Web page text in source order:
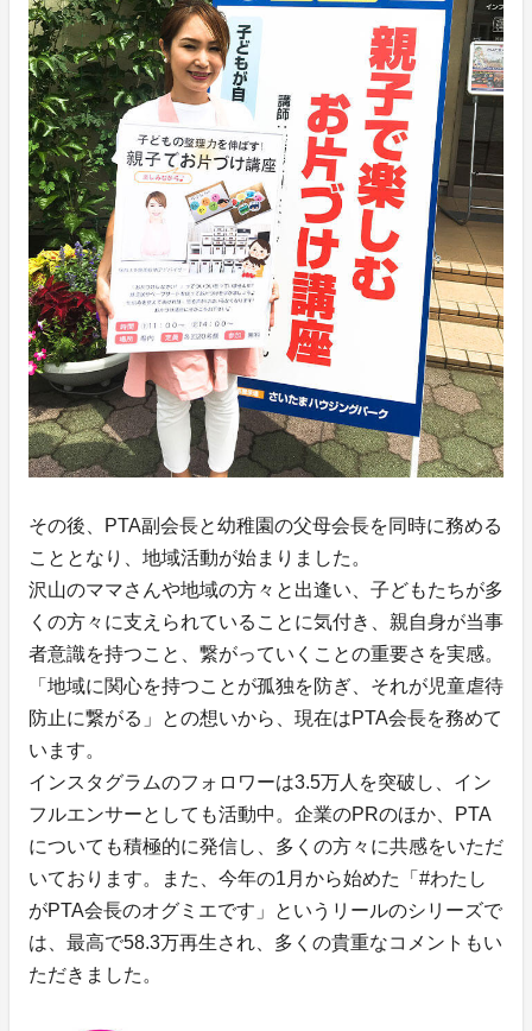
その後、PTA副会長と幼稚園の父母会長を同時に務める
こととなり、地域活動が始まりました。
沢山のママさんや地域の方々と出逢い、子どもたちが多
くの方々に支えられていることに気付き、親自身が当事
者意識を持つこと、繋がっていくことの重要さを実感。
「地域に関心を持つことが孤独を防ぎ、それが児童虐待
防止に繋がる」との想いから、現在はPTA会長を務めて
います。
インスタグラムのフォロワーは3.5万人を突破し、イン
フルエンサーとしても活動中。企業のPRのほか、PTA
についても積極的に発信し、多くの方々に共感をいただ
いております。また、今年の1月から始めた「#わたし
がPTA会長のオグミエです」というリールのシリーズで
は、最高で58.3万再生され、多くの貴重なコメントもい
ただきました。